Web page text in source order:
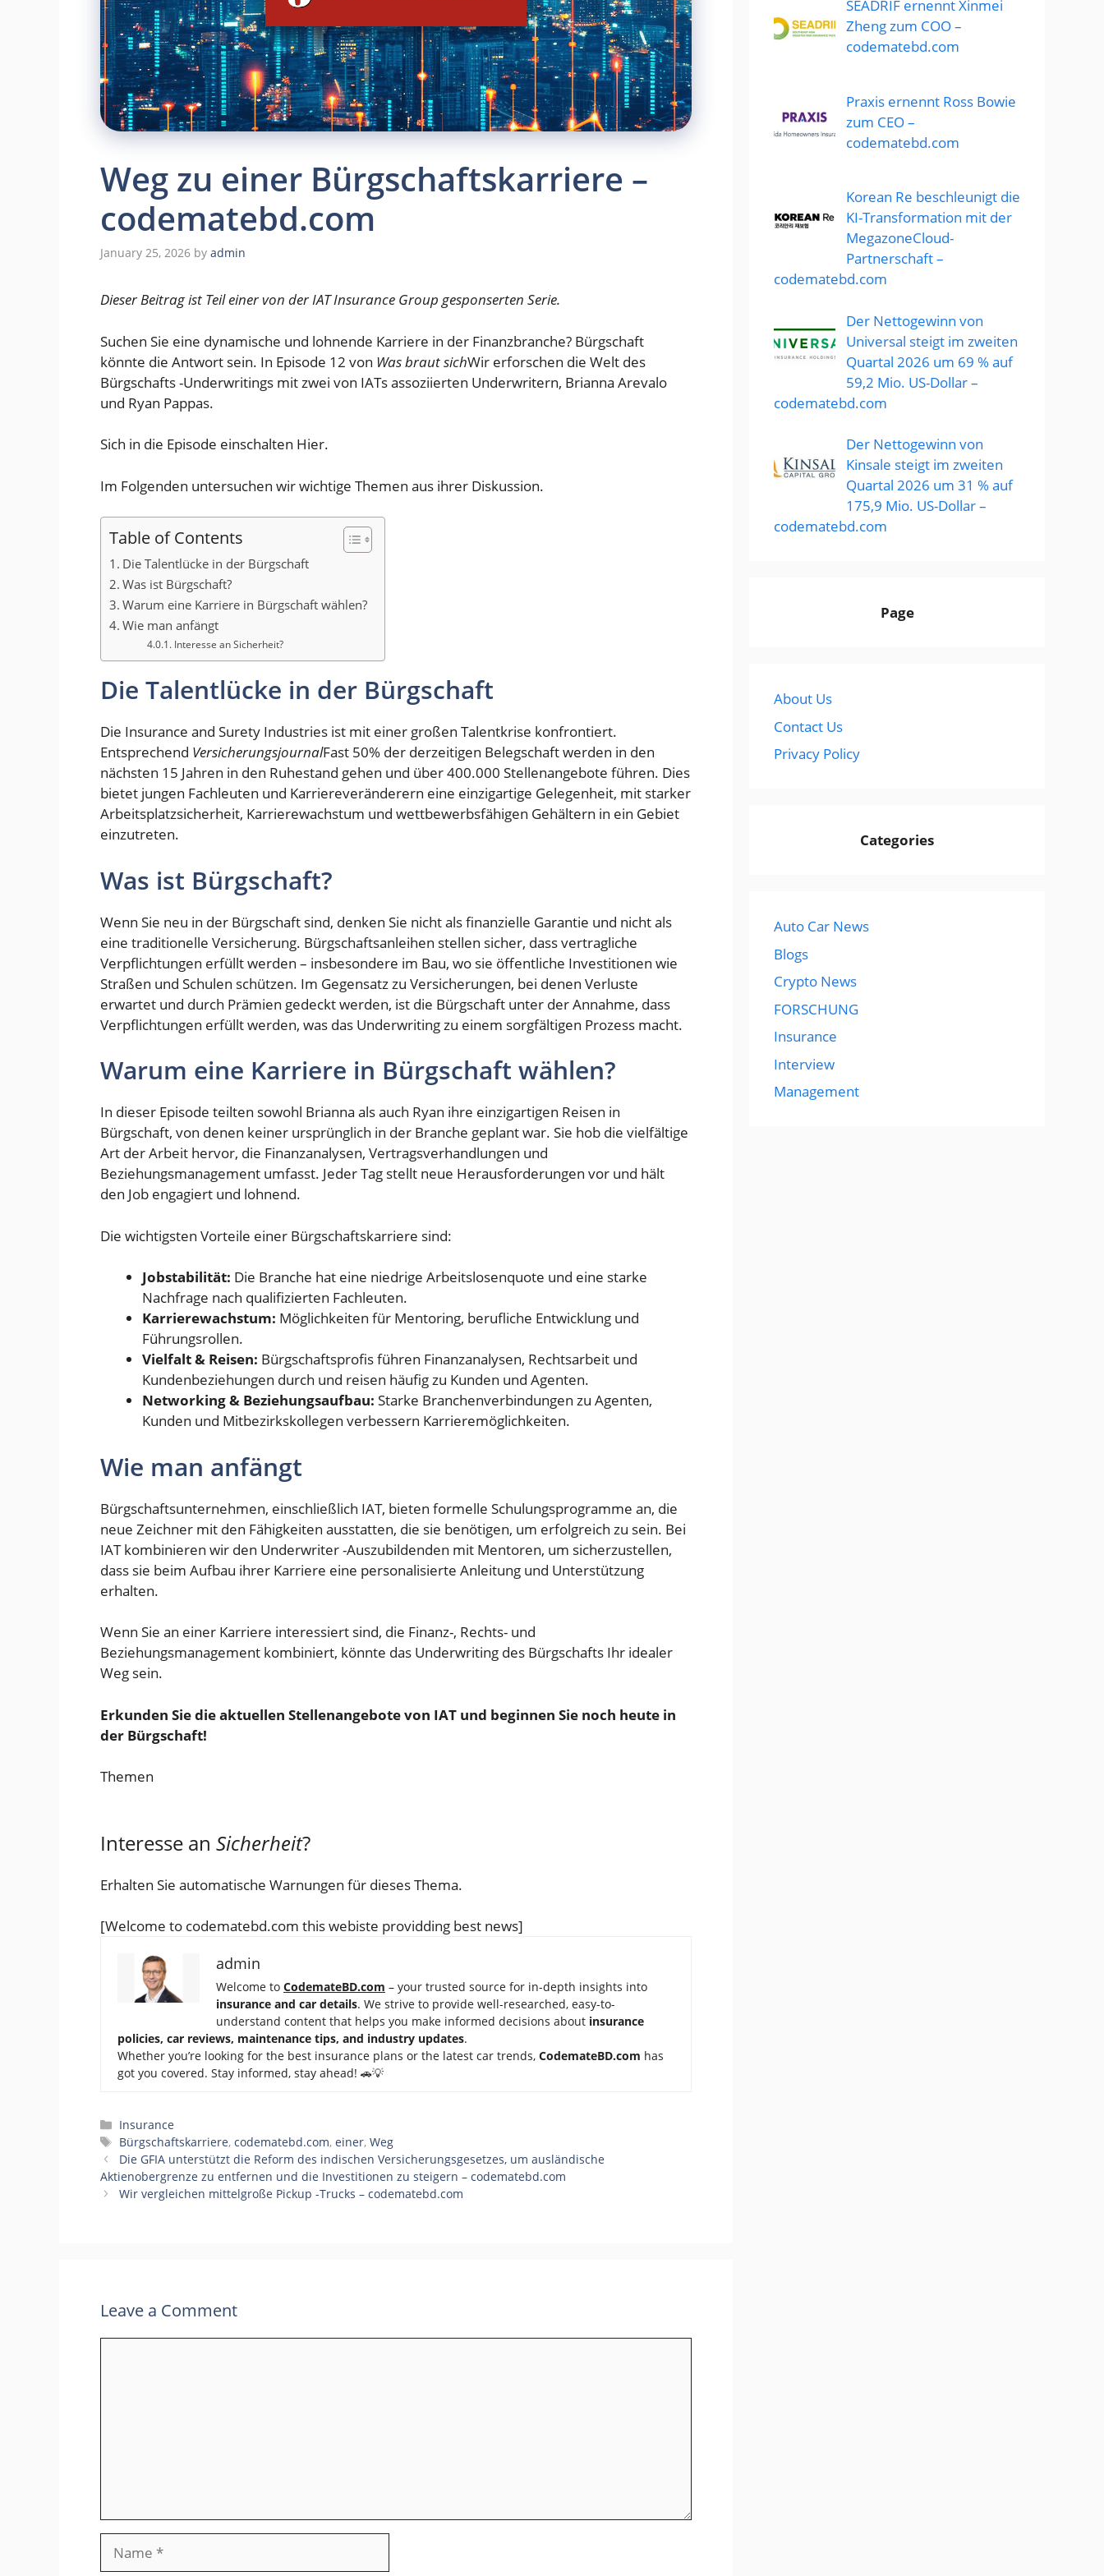
Weg zu einer Bürgschaftskarriere –
codematebd.com
January 25, 2026 by admin
Dieser Beitrag ist Teil einer von der IAT Insurance Group gesponserten Serie.
Suchen Sie eine dynamische und lohnende Karriere in der Finanzbranche? Bürgschaft
könnte die Antwort sein. In Episode 12 von Was braut sichWir erforschen die Welt des
Bürgschafts -Underwritings mit zwei von IATs assoziierten Underwritern, Brianna Arevalo
und Ryan Pappas.
Sich in die Episode einschalten Hier.
Im Folgenden untersuchen wir wichtige Themen aus ihrer Diskussion.
Table of Contents
Die Talentlücke in der Bürgschaft
Was ist Bürgschaft?
Warum eine Karriere in Bürgschaft wählen?
Wie man anfängt
Interesse an Sicherheit?
Die Talentlücke in der Bürgschaft
Die Insurance and Surety Industries ist mit einer großen Talentkrise konfrontiert.
Entsprechend VersicherungsjournalFast 50% der derzeitigen Belegschaft werden in den
nächsten 15 Jahren in den Ruhestand gehen und über 400.000 Stellenangebote führen. Dies
bietet jungen Fachleuten und Karriereveränderern eine einzigartige Gelegenheit, mit starker
Arbeitsplatzsicherheit, Karrierewachstum und wettbewerbsfähigen Gehältern in ein Gebiet
einzutreten.
Was ist Bürgschaft?
Wenn Sie neu in der Bürgschaft sind, denken Sie nicht als finanzielle Garantie und nicht als
eine traditionelle Versicherung. Bürgschaftsanleihen stellen sicher, dass vertragliche
Verpflichtungen erfüllt werden – insbesondere im Bau, wo sie öffentliche Investitionen wie
Straßen und Schulen schützen. Im Gegensatz zu Versicherungen, bei denen Verluste
erwartet und durch Prämien gedeckt werden, ist die Bürgschaft unter der Annahme, dass
Verpflichtungen erfüllt werden, was das Underwriting zu einem sorgfältigen Prozess macht.
Warum eine Karriere in Bürgschaft wählen?
In dieser Episode teilten sowohl Brianna als auch Ryan ihre einzigartigen Reisen in
Bürgschaft, von denen keiner ursprünglich in der Branche geplant war. Sie hob die vielfältige
Art der Arbeit hervor, die Finanzanalysen, Vertragsverhandlungen und
Beziehungsmanagement umfasst. Jeder Tag stellt neue Herausforderungen vor und hält
den Job engagiert und lohnend.
Die wichtigsten Vorteile einer Bürgschaftskarriere sind:
Jobstabilität: Die Branche hat eine niedrige Arbeitslosenquote und eine starke
Nachfrage nach qualifizierten Fachleuten.
Karrierewachstum: Möglichkeiten für Mentoring, berufliche Entwicklung und
Führungsrollen.
Vielfalt & Reisen: Bürgschaftsprofis führen Finanzanalysen, Rechtsarbeit und
Kundenbeziehungen durch und reisen häufig zu Kunden und Agenten.
Networking & Beziehungsaufbau: Starke Branchenverbindungen zu Agenten,
Kunden und Mitbezirkskollegen verbessern Karrieremöglichkeiten.
Wie man anfängt
Bürgschaftsunternehmen, einschließlich IAT, bieten formelle Schulungsprogramme an, die
neue Zeichner mit den Fähigkeiten ausstatten, die sie benötigen, um erfolgreich zu sein. Bei
IAT kombinieren wir den Underwriter -Auszubildenden mit Mentoren, um sicherzustellen,
dass sie beim Aufbau ihrer Karriere eine personalisierte Anleitung und Unterstützung
erhalten.
Wenn Sie an einer Karriere interessiert sind, die Finanz-, Rechts- und
Beziehungsmanagement kombiniert, könnte das Underwriting des Bürgschafts Ihr idealer
Weg sein.
Erkunden Sie die aktuellen Stellenangebote von IAT und beginnen Sie noch heute in
der Bürgschaft!
Themen
Interesse an Sicherheit?
Erhalten Sie automatische Warnungen für dieses Thema.
[Welcome to codematebd.com this webiste providding best news]
admin
Welcome to CodemateBD.com – your trusted source for in-depth insights into
insurance and car details. We strive to provide well-researched, easy-to-
understand content that helps you make informed decisions about insurance
policies, car reviews, maintenance tips, and industry updates.
Whether you’re looking for the best insurance plans or the latest car trends, CodemateBD.com has
got you covered. Stay informed, stay ahead! 🚗💡
Categories
Insurance
Tags
Bürgschaftskarriere,codematebd.com,einer,Weg
Die GFIA unterstützt die Reform des indischen Versicherungsgesetzes, um ausländische
Aktienobergrenze zu entfernen und die Investitionen zu steigern – codematebd.com
Wir vergleichen mittelgroße Pickup -Trucks – codematebd.com
Leave a Comment
SEADRIF ernennt Xinmei
Zheng zum COO –
codematebd.com
Praxis ernennt Ross Bowie
zum CEO –
codematebd.com
Korean Re beschleunigt die
KI-Transformation mit der
MegazoneCloud-
Partnerschaft –
codematebd.com
Der Nettogewinn von
Universal steigt im zweiten
Quartal 2026 um 69 % auf
59,2 Mio. US-Dollar –
codematebd.com
Der Nettogewinn von
Kinsale steigt im zweiten
Quartal 2026 um 31 % auf
175,9 Mio. US-Dollar –
codematebd.com
Page
About Us
Contact Us
Privacy Policy
Categories
Auto Car News
Blogs
Crypto News
FORSCHUNG
Insurance
Interview
Management